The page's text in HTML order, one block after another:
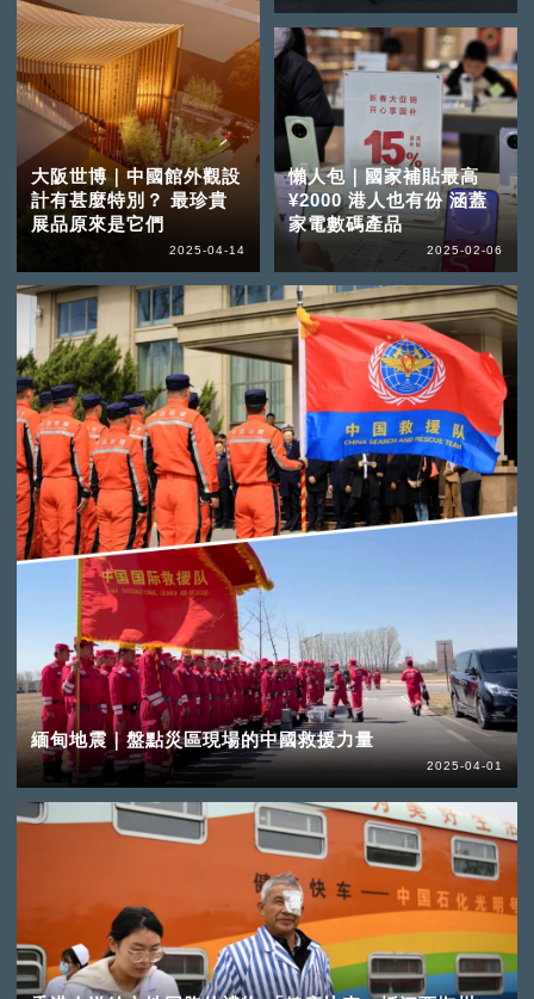
大阪世博｜中國館外觀設
計有甚麼特別？ 最珍貴
展品原來是它們
2025-04-14
緬甸地震｜盤點災區現場的中國救援力量
2025-04-01
懶人包｜國家補貼最高
¥2000 港人也有份 涵蓋
家電數碼產品
2025-02-06